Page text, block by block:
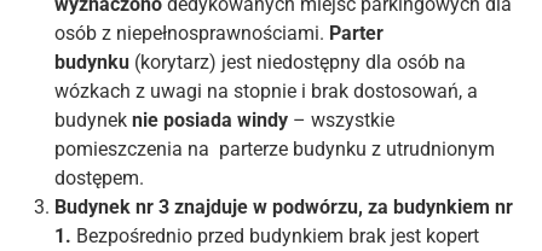
osób z niepełnosprawnościami. Parter
budynku (korytarz) jest niedostępny dla osób na
wózkach z uwagi na stopnie i brak dostosowań, a
budynek nie posiada windy – wszystkie
pomieszczenia na parterze budynku z utrudnionym
dostępem.
Budynek nr 3 znajduje w podwórzu, za budynkiem nr
1. Bezpośrednio przed budynkiem brak jest kopert